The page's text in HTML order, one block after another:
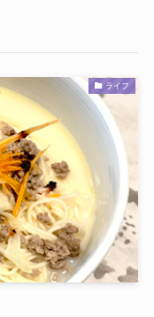
ライフ